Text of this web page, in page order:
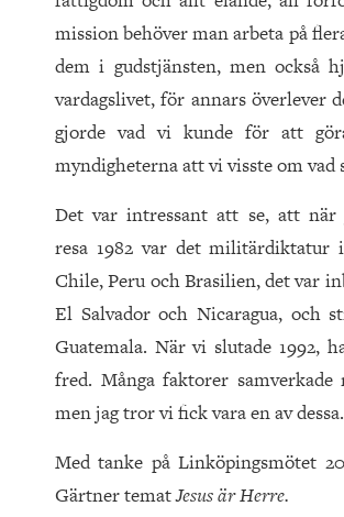
mission behöver man arbeta på
dem i gudstjänsten, men också
vardagslivet, för annars överlever
gjorde vad vi kunde för att
myndigheterna att vi visste om vad
Det var intressant att se, att när
resa 1982 var det militärdiktatur
Chile, Peru och Brasilien, det var
El Salvador och Nicaragua, och
Guatemala. När vi slutade 1992,
fred. Många faktorer samverkade
men jag tror vi fick vara en av dessa.
Med tanke på Linköpingsmötet
Gärtner tematJesus är Herre.